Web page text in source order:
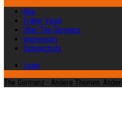
Abo
Früher Vogel
Über The Germanz
Impressum
Datenschutz
Login
The Germanz - Andere Themen.